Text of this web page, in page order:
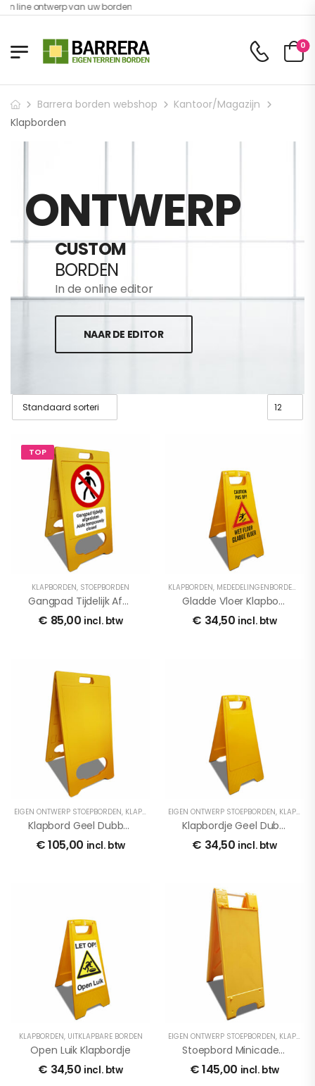
line ontwerp van uw borden
0
Barrera borden webshop
Kantoor/Magazijn
Klapborden
ONTWERP
CUSTOM
BORDEN
In de online editor
NAAR DE EDITOR
TOP
KLAPBORDEN, STOEPBORDEN
Gangpad Tijdelijk Afgesloten Klapbord
€ 85,00 incl. btw
KLAPBORDEN, MEDEDELINGENBORDEN
Gladde Vloer Klapbordje
€ 34,50 incl. btw
EIGEN ONTWERP STOEPBORDEN, KLAPBORDEN ,MEDEDELINGENBORDEN,STOEPBORDEN
Klapbord Geel Dubbelzijdig Bestickerd
€105,00 incl. btw
EIGEN ONTWERP STOEPBORDEN, KLAPBORDEN
Klapbordje Geel Dubbelzijdig Bestickerd
€ 34,50 incl. btw
KLAPBORDEN, UITKLAPBARE BORDEN
Open Luik Klapbordje
€ 34,50 incl. btw
EIGEN ONTWERP STOEPBORDEN, KLAPBORDEN
Stoepbord Minicade Geel Dubbelzijdig Bestickerd
€145,00 incl. btw